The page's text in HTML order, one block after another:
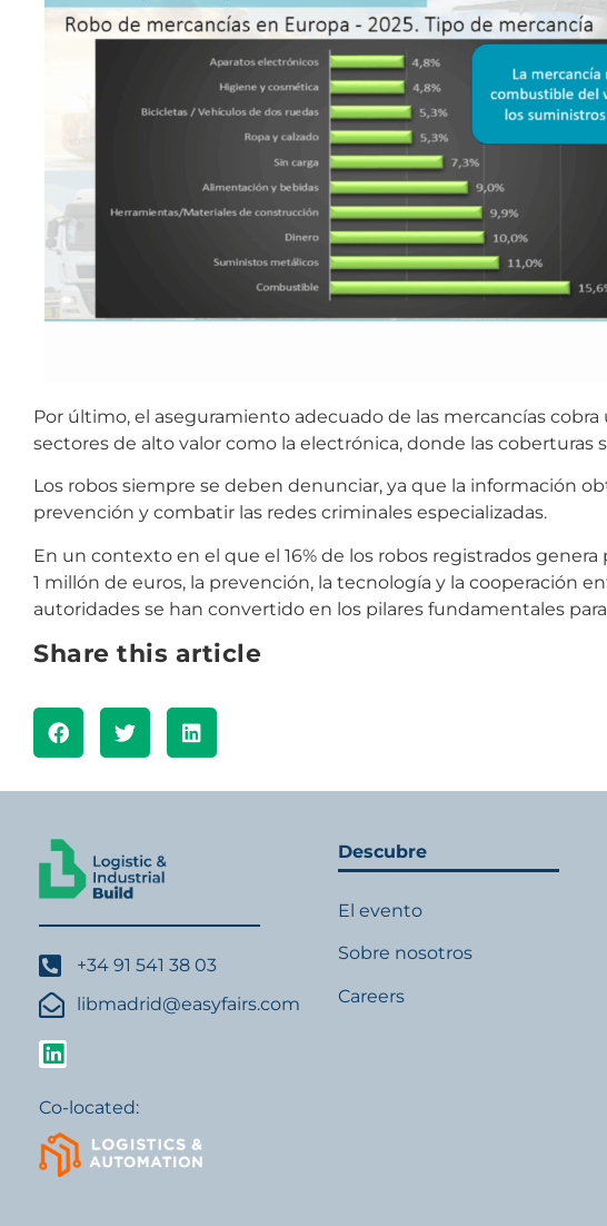
Por último, el aseguramiento adecuado de las mercancías
sectores de alto valor como la electrónica, donde las coberturas
Los robos siempre se deben denunciar, ya que la información
prevención y combatir las redes criminales especializadas.
En un contexto en el que el 16% de los robos registrados
1 millón de euros, la prevención, la tecnología y la cooperación
autoridades se han convertido en los pilares fundamentales
Share this article
+34 91 541 38 03
libmadrid@easyfairs.com
Co-located:
Descubre
El evento
Sobre nosotros
Careers